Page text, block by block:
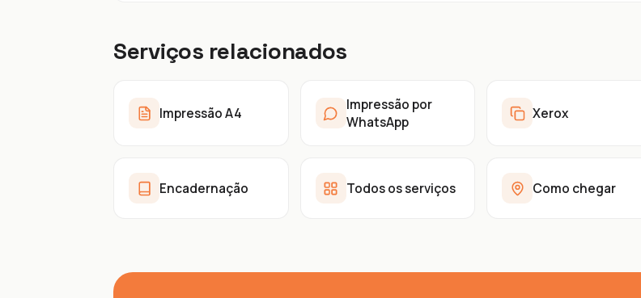
Serviços relacionados
Impressão A4
Impressão por
WhatsApp
Xerox
Encadernação Todos os serviços Como chegar